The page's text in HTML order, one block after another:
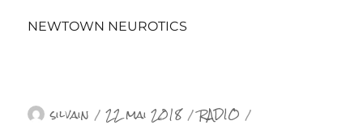
NEWTOWN NEUROTICS
Auteur
silvain Publié
22 mai 2018 Catégories
RADIO